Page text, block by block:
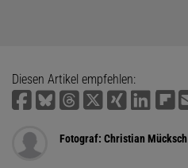
Diesen Artikel empfehlen:
Fotograf: Christian Mücksch